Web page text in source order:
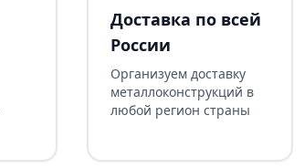
Доставка по всей
России
Организуем доставку
металлоконструкций в
любой регион страны